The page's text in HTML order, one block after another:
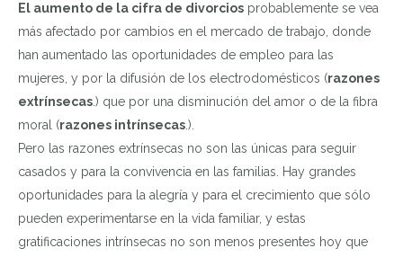
El aumento de la cifra de divorcios probablemente se vea
más afectado por cambios en el mercado de trabajo, donde
han aumentado las oportunidades de empleo para las
mujeres, y por la difusión de los electrodomésticos (razones
extrínsecas.) que por una disminución del amor o de la fibra
moral (razones intrínsecas.).
Pero las razones extrínsecas no son las únicas para seguir
casados y para la convivencia en las familias. Hay grandes
oportunidades para la alegría y para el crecimiento que sólo
pueden experimentarse en la vida familiar, y estas
gratificaciones intrínsecas no son menos presentes hoy que